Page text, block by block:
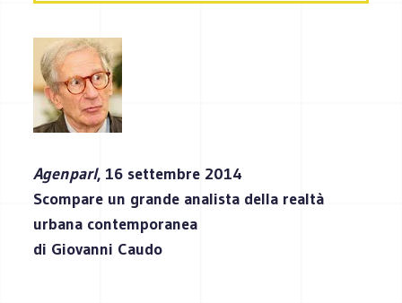
Agenparl, 16 settembre 2014
Scompare un grande analista della realtà
urbana contemporanea
di Giovanni Caudo